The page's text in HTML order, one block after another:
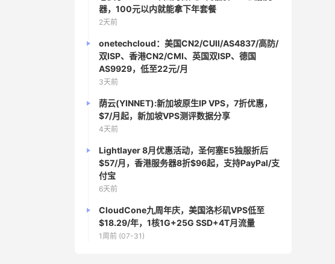
器，100元以内就能拿下年套餐
2天前
onetechcloud：美国CN2/CUII/AS4837/高防/
双ISP、香港CN2/CMI、英国双ISP、德国
AS9929，低至22元/月
3天前
荫云(YINNET):新加坡原生IP VPS，7折优惠，
$7/月起，新加坡VPS测评数据分享
4天前
Lightlayer 8月优惠活动，圣何塞E5独服折后
$57/月，香港服务器8折$96起，支持PayPal/支
付宝
6天前
CloudCone九周年庆，美国洛杉矶VPS低至
$18.29/年，1核1G+25G SSD+4T月流量
1周前 (07-31)